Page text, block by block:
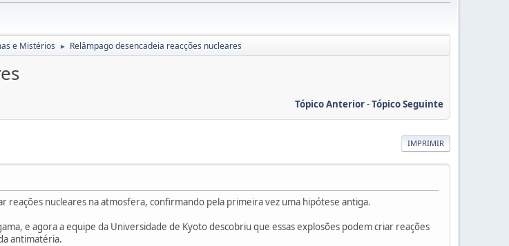
e Mistérios ► Relâmpago desencadeia reacções nucleares
Tópico Anterior-Tópico Seguinte
IMPRIMIR
reações nucleares na atmosfera, confirmando pela primeira vez uma hipótese antiga.
e agora a equipe da Universidade de Kyoto descobriu que essas explosões podem criar reações
antimatéria.